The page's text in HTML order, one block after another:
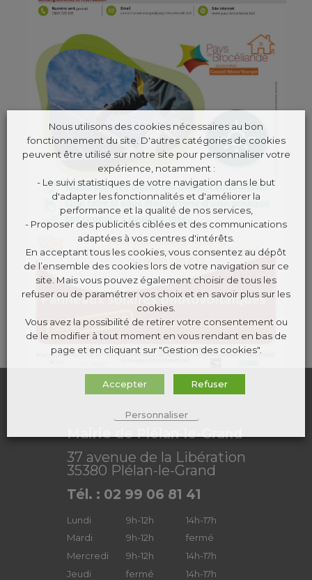
Mairie de Plélan-le-Grand
37 avenue de la Libération
35380 Plélan-le-Grand
Tél. : 02 99 06 81 41
Lundi 9h-12h
14h-17h
Mardi
9h-12h
fermé
Mercredi
9h-12h
14h-17h
Jeudi
fermé
14h-17h
Nous utilisons des cookies nécessaires au bon
fonctionnement du site. D'autres catégories de cookies
peuvent être utilisé sur notre site pour personnaliser votre
expérience, notamment :
- Le suivi statistiques de votre navigation dans le but
d'adapter les fonctionnalités et d'améliorer la
performance et la qualité de nos services,
- Proposer des publicités ciblées et des communications
adaptées à vos centres d'intérêts.
En acceptant tous les cookies, vous consentez au dépôt
de l’ensemble des cookies lors de votre navigation sur ce
site. Mais vous pouvez également choisir de tous les
refuser ou de paramétrer vos choix et en savoir plus sur les
cookies.
Vous avez la possibilité de retirer votre consentement ou
de le modifier à tout moment en vous rendant en bas de
page et en cliquant sur "Gestion des cookies".
Accepter Refuser
Personnaliser